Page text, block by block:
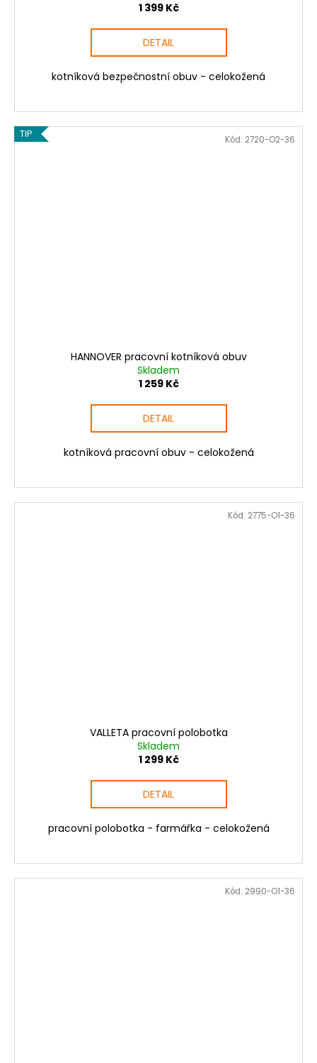
1 399 Kč
DETAIL
kotníková bezpečnostní obuv - celokožená
TIP
HANNOVER pracovní kotníková obuv
Skladem
1 259 Kč
DETAIL
kotníková pracovní obuv - celokožená
Kód: 2720-O2-36
VALLETA pracovní polobotka
Skladem
1 299 Kč
DETAIL
pracovní polobotka - farmářka - celokožená
Kód: 2775-O1-36
Kód: 2990-O1-36